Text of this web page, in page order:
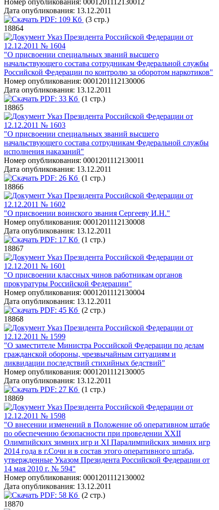
Номер опубликования: 0001201112130012
Дата опубликования: 13.12.2011
PDF: 109 Кб (3 стр.)
18864
Указ Президента Российской Федерации от
12.12.2011 № 1604
"О присвоении специальных званий высшего
начальствующего состава сотрудникам Федеральной службы
Российской Федерации по контролю за оборотом наркотиков"
Номер опубликования: 0001201112130006
Дата опубликования: 13.12.2011
PDF: 33 Кб (1 стр.)
18865
Указ Президента Российской Федерации от
12.12.2011 № 1603
"О присвоении специальных званий высшего
начальствующего состава сотрудникам Федеральной службы
исполнения наказаний"
Номер опубликования: 0001201112130011
Дата опубликования: 13.12.2011
PDF: 26 Кб (1 стр.)
18866
Указ Президента Российской Федерации от
12.12.2011 № 1602
"О присвоении воинского звания Сергееву И.Н."
Номер опубликования: 0001201112130008
Дата опубликования: 13.12.2011
PDF: 17 Кб (1 стр.)
18867
Указ Президента Российской Федерации от
12.12.2011 № 1601
"О присвоении классных чинов работникам органов
прокуратуры Российской Федерации"
Номер опубликования: 0001201112130004
Дата опубликования: 13.12.2011
PDF: 45 Кб (2 стр.)
18868
Указ Президента Российской Федерации от
12.12.2011 № 1599
"О заместителе Министра Российской Федерации по делам
гражданской обороны, чрезвычайным ситуациям и
ликвидации последствий стихийных бедствий"
Номер опубликования: 0001201112130005
Дата опубликования: 13.12.2011
PDF: 27 Кб (1 стр.)
18869
Указ Президента Российской Федерации от
12.12.2011 № 1598
"О внесении изменений в Положение об оперативном штабе
по обеспечению безопасности при проведении XXII
Олимпийских зимних игр и XI Паралимпийских зимних игр
2014 года в г.Сочи и в состав этого оперативного штаба,
утвержденные Указом Президента Российской Федерации от
14 мая 2010 г. № 594"
Номер опубликования: 0001201112130002
Дата опубликования: 13.12.2011
PDF: 58 Кб (2 стр.)
18870